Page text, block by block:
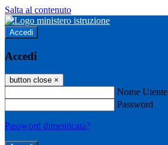
Salta al contenuto
Accedi
Accedi
button close ×
Nome Utente
Password
Password dimenticata?